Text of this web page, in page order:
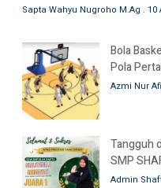
Sapta Wahyu Nugroho M.Ag 10
Bola
Pola
Azmi Nur
Tangguh
SMP
Admin